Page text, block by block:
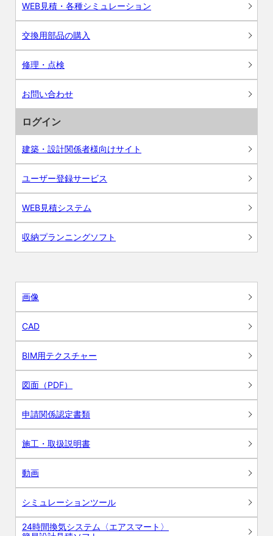
WEB見積・各種シミュレーション
交換用部品の購入
修理・点検
お問い合わせ
ログイン
建築・設計関係者様向けサイト
ユーザー登録サービス
WEB見積システム
収納プランニングソフト
画像
CAD
BIM用テクスチャー
図面（PDF）
申請関係認定書類
施工・取扱説明書
動画
シミュレーションツール
24時間換気システム〈エアスマート〉